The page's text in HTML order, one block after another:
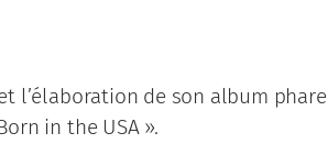
l’élaboration de son album phare
in the USA ».